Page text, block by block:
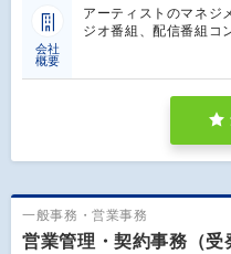
会社
概要
アーティストのマネジ
ジオ番組、配信番組コ
一般事務・営業事務
営業管理・契約事務（